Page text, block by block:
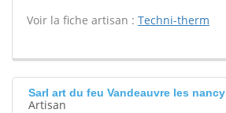
Voir la fiche artisan : Techni-therm
Sarl art du feu Vandeauvre les nancy
Artisan